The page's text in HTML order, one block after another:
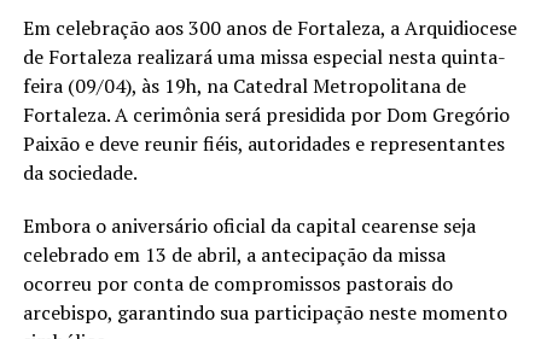
Em celebração aos 300 anos de Fortaleza, a Arquidiocese
de Fortaleza realizará uma missa especial nesta quinta-
feira (09/04), às 19h, na Catedral Metropolitana de
Fortaleza. A cerimônia será presidida por Dom Gregório
Paixão e deve reunir fiéis, autoridades e representantes
da sociedade.
Embora o aniversário oficial da capital cearense seja
celebrado em 13 de abril, a antecipação da missa
ocorreu por conta de compromissos pastorais do
arcebispo, garantindo sua participação neste momento